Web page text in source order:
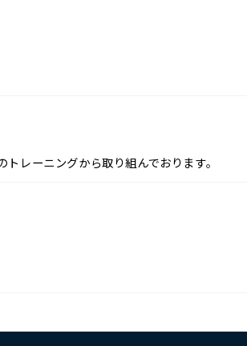
レーニングから取り組んでおります。